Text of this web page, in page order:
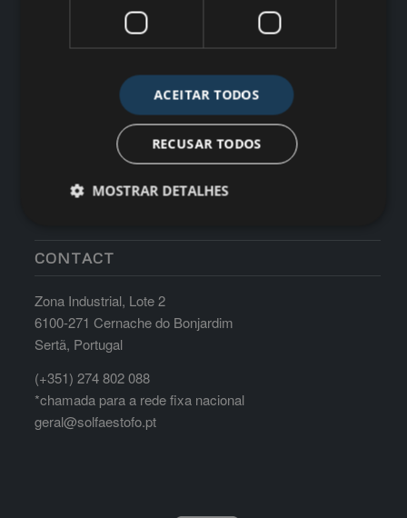
Monday till Friday: 8:30am-17:30pm Saturdays, Sundays
CONTACT
Zona Industrial, Lote 2
6100-271 Cernache do Bonjardim
Sertã, Portugal
(+351) 274 802 088
*chamada para a rede fixa nacional
geral@solfaestofo.pt
ACEITAR TODOS
RECUSAR TODOS
MOSTRAR DETALHES